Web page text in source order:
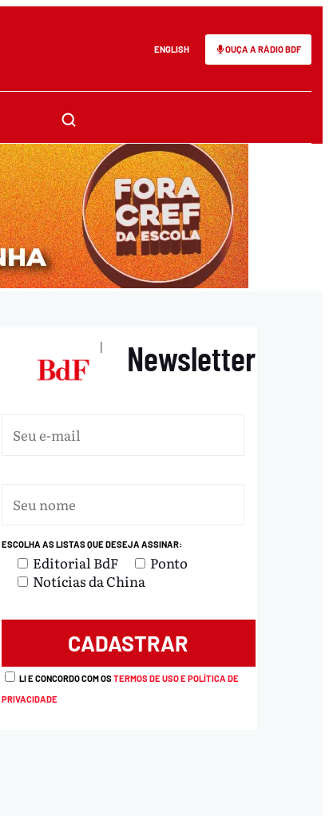
ENGLISH OUÇA A RÁDIO BDF
| Newsletter
ESCOLHA AS LISTAS QUE DESEJA ASSINAR:
Editorial BdF
Ponto
Notícias da China
LI E CONCORDO COM OSTERMOS DE USO E POLÍTICA DE
PRIVACIDADE